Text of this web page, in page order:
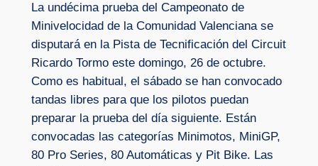
La undécima prueba del Campeonato de
Minivelocidad de la Comunidad Valenciana se
disputará en la Pista de Tecnificación del Circuit
Ricardo Tormo este domingo, 26 de octubre.
Como es habitual, el sábado se han convocado
tandas libres para que los pilotos puedan
preparar la prueba del día siguiente. Están
convocadas las categorías Minimotos, MiniGP,
80 Pro Series, 80 Automáticas y Pit Bike. Las